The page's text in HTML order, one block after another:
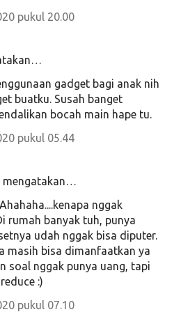
pukul 20.00
gadget bagi anak nih
buatku. Susah banget
bocah main hape tu.
pukul 05.44
mengatakan…
nggak
rumah banyak tuh, punya
udah nggak bisa diputer.
masih bisa dimanfaatkan ya
soal nggak punya uang, tapi
:)
pukul 07.10